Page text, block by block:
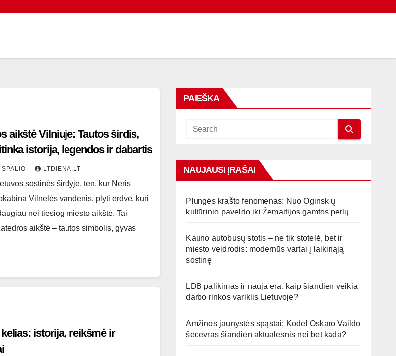
aikštė Vilniuje: Tautos širdis,
istorija, legendos ir dabartis
LTDIENA.LT
sostinės širdyje, ten, kur Neris
Vilnelės vandenis, plyti erdvė, kuri
nei tiesiog miesto aikštė. Tai
aikštė – tautos simbolis, gyvas
istorija, reikšmė ir
PAIEŠKA
NAUJAUSI ĮRAŠAI
Plungės krašto fenomenas: Nuo Oginskių
kultūrinio paveldo iki Žemaitijos gamtos perlų
Kauno autobusų stotis – ne tik stotelė, bet ir
miesto veidrodis: modernūs vartai į laikinąją
sostinę
LDB palikimas ir nauja era: kaip šiandien veikia
darbo rinkos variklis Lietuvoje?
Amžinos jaunystės spąstai: Kodėl Oskaro Vaildo
šedevras šiandien aktualesnis nei bet kada?